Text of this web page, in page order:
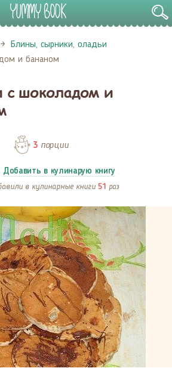
Блины, сырники, оладьи
и бананом
с шоколадом и
3порции
Добавить в кулинарую книгу
в кулинарные книги 51 раз